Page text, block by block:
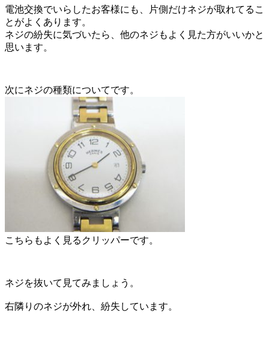
電池交換でいらしたお客様にも、片側だけネジが取れてるこ
とがよくあります。
ネジの紛失に気づいたら、他のネジもよく見た方がいいかと
思います。
次にネジの種類についてです。
こちらもよく見るクリッパーです。
ネジを抜いて見てみましょう。
右隣りのネジが外れ、紛失しています。